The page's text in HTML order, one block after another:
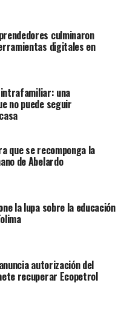
culminaron
digitales en
intrafamiliar: una
no puede seguir
que se recomponga la
de Abelardo
la lupa sobre la educación
autorización del
recuperar Ecopetrol